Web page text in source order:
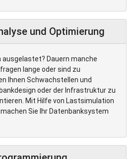
und Optimierung
ausgelastet? Dauern manche
lange oder sind zu
Ihnen Schwachstellen und
oder der Infrastruktur zu
Mit Hilfe von Lastsimulation
Sie Ihr Datenbanksystem